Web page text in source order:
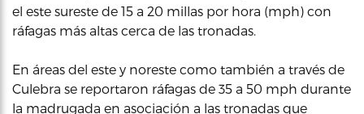
el este sureste de 15 a 20 millas por hora (mph) con
ráfagas más altas cerca de las tronadas.
En áreas del este y noreste como también a través de
Culebra se reportaron ráfagas de 35 a 50 mph durante
la madrugada en asociación a las tronadas que